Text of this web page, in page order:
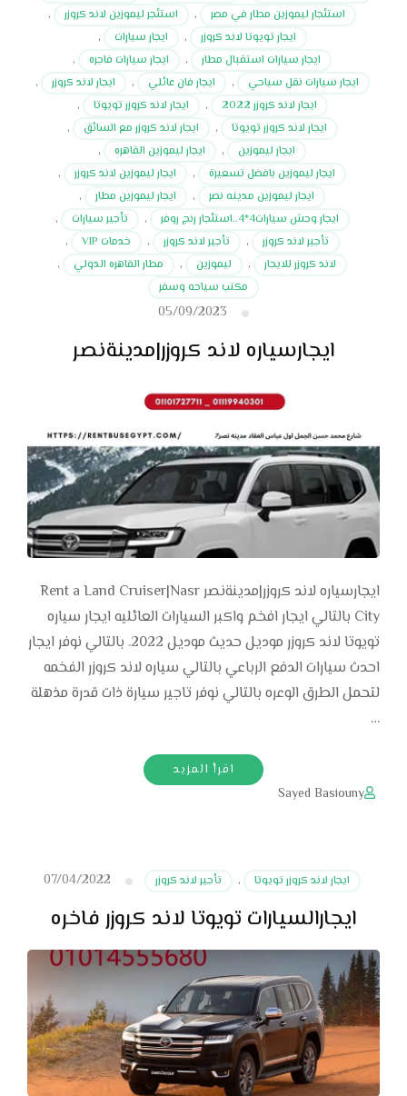
استئجار ليموزين مطار في مصر
, استئجر ليموزين لاند كروزر
,
ايجار تويوتا لاند كروزر
, ايجار سيارات
,
ايجار سيارات استقبال مطار
, ايجار سيارات فاجره
,
ايجار سيارات نقل سياحي
, ايجار فان عائلي , ايجار لاند كروزر
,
ايجار لاند كروزر 2022
, ايجار لاند كروزر تويوتا
,
ايجار لاند كروزر تويوتا
, ايجار لاند كروزر مع السائق
,
ايجار ليموزين
, ايجار ليموزين القاهره
,
ايجار ليموزين بافضل تسعيرة
, ايجار ليموزين لاند كروزر
,
ايجار ليموزين مدينه نصر
, ايجار ليموزين مطار
,
ايجار وحش سيارات4*4..استئجار رنج روفر
, تأجير سيارات
,
تأجير لاند كروزر
, تأجير لاند كروزر , خدمات VIP
,
لاند كروزر للايجار
, ليموزين , مطار القاهره الدولي
,
مكتب سياحه وسفر
05/09/2023
ايجارسياره لاند كروزر|مدينةنصر
ايجارسياره لاند كروزر|مدينةنصر Rent a Land Cruiser|Nasr
City بالتالي ايجار افخم واكبر السيارات العائليه ايجار سياره
تويوتا لاند كروزر موديل حديث موديل 2022. بالتالي نوفر ايجار
احدث سيارات الدفع الرباعي بالتالي سياره لاند كروزر الفخمه
لتحمل الطرق الوعره بالتالي نوفر تاجير سيارة ذات قدرة مذهلة
…
اقرأ المزيد
Sayed Basiouny
ايجار لاند كروزر تويوتا , تأجير لاند كروزر 07/04/2022
ايجارالسيارات تويوتا لاند كروزر فاخره